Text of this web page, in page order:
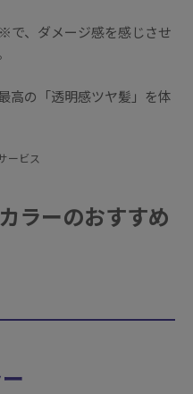
で、ダメージ感を感じさせ
高の「透明感ツヤ髪」を体
ービス
ラーのおすすめ